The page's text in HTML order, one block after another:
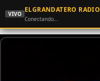
VIVO
ELGRANDATERO RADIO
Conectando…